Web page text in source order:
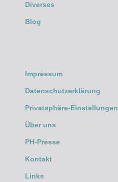
Diverses
Blog
Impressum
Datenschutzerklärung
Privatsphäre-Einstellungen
Über uns
PH-Presse
Kontakt
Links